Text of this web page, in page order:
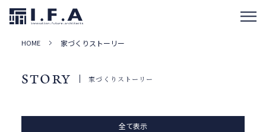
HOME 家づくりストーリー
STORY 家づくりストーリー
全て表示